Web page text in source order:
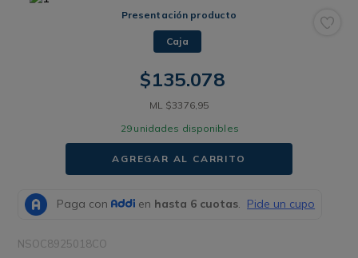
Presentación producto
Caja
$135.078
ML $3376, 95
29 unidades disponibles
AGREGAR AL CARRITO
NSOC8925018CO